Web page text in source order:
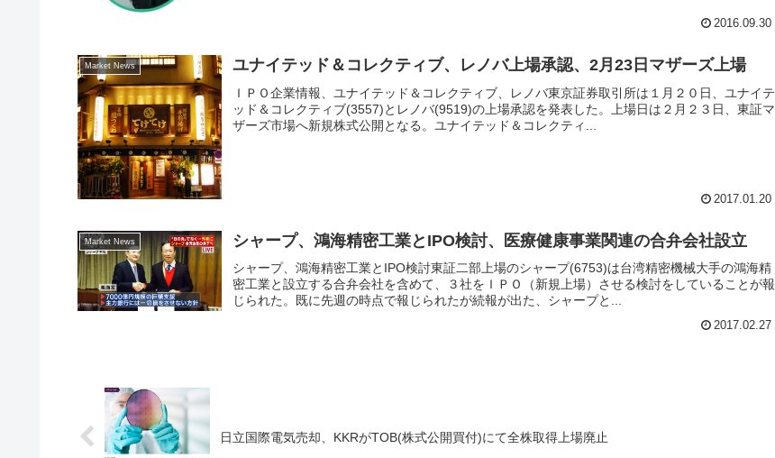
2016.09.30
Market News ユナイテッド＆コレクティブ、レノバ上場承認、2月23日マザーズ上場
ＩＰＯ企業情報、ユナイテッド＆コレクティブ、レノバ東京証券取引所は１月２０日、ユナイテ
ッド＆コレクティブ(3557)とレノバ(9519)の上場承認を発表した。上場日は２月２３日、東証マ
ザーズ市場へ新規株式公開となる。ユナイテッド＆コレクティ...
2017.01.20
Market News シャープ、鴻海精密工業とIPO検討、医療健康事業関連の合弁会社設立
シャープ、鴻海精密工業とIPO検討東証二部上場のシャープ(6753)は台湾精密機械大手の鴻海精
密工業と設立する合弁会社を含めて、３社をＩＰＯ（新規上場）させる検討をしていることが報
じられた。既に先週の時点で報じられたが続報が出た、シャープと...
2017.02.27
日立国際電気売却、KKRがTOB(株式公開買付)にて全株取得上場廃止